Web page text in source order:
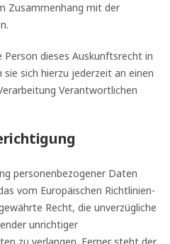
Zusammenhang mit der
dieses Auskunftsrecht in
sie sich hierzu jederzeit an einen
Verantwortlichen
personenbezogener Daten
vom Europäischen Richtlinien-
Recht, die unverzügliche
unrichtiger